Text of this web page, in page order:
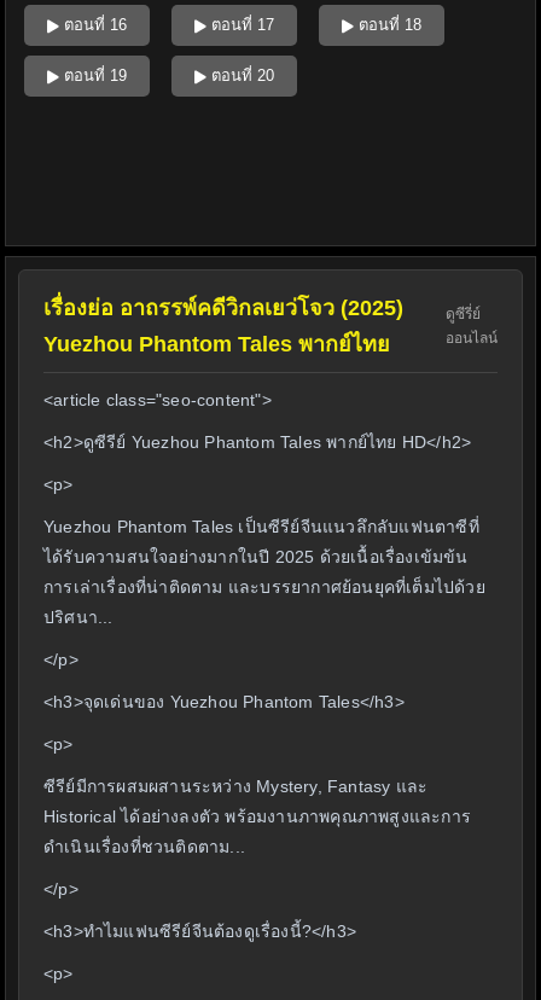
ตอนที่ 16 ตอนที่ 17 ตอนที่ 18
ตอนที่ 19 ตอนที่ 20
เรื่องย่อ อาถรรพ์คดีวิกลเยว่โจว (2025)
Yuezhou Phantom Tales พากย์ไทย
ดูซีรี่ย์
ออนไลน์
<article class="seo-content">
<h2>ดูซีรีย์ Yuezhou Phantom Tales พากย์ไทย HD</h2>
<p>
Yuezhou Phantom Tales เป็นซีรีย์จีนแนวลึกลับแฟนตาซีที่
ได้รับความสนใจอย่างมากในปี 2025 ด้วยเนื้อเรื่องเข้มข้น
การเล่าเรื่องที่น่าติดตาม และบรรยากาศย้อนยุคที่เต็มไปด้วย
ปริศนา...
</p>
<h3>จุดเด่นของ Yuezhou Phantom Tales</h3>
<p>
ซีรีย์มีการผสมผสานระหว่าง Mystery, Fantasy และ
Historical ได้อย่างลงตัว พร้อมงานภาพคุณภาพสูงและการ
ดำเนินเรื่องที่ชวนติดตาม...
</p>
<h3>ทำไมแฟนซีรีย์จีนต้องดูเรื่องนี้?</h3>
<p>